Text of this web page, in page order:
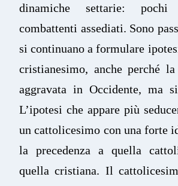
dinamiche settarie:
combattenti assediati. Sono
si continuano a formulare
cristianesimo, anche perché
aggravata in Occidente, ma
L’ipotesi che appare più
un cattolicesimo con una forte
la precedenza a quella
quella cristiana. Il